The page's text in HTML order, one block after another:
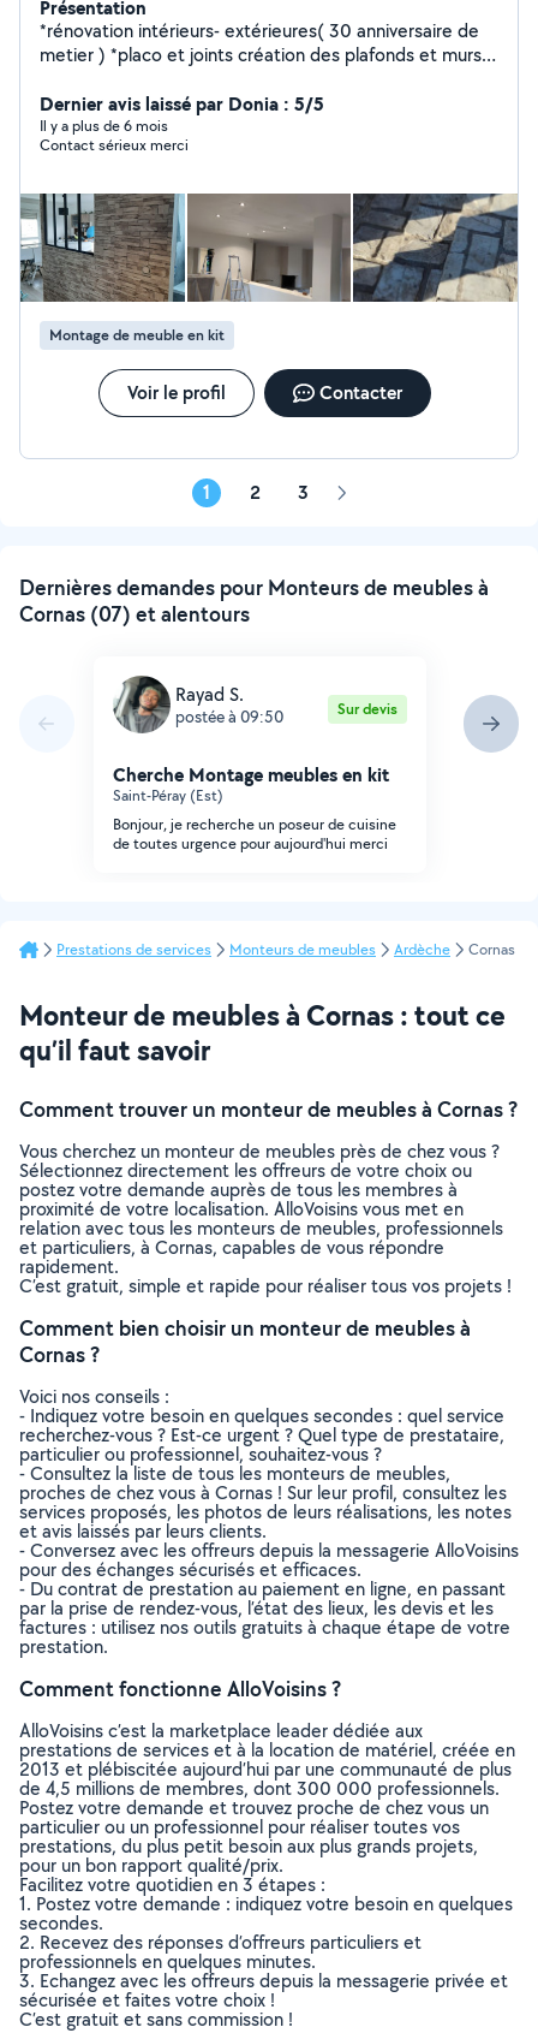
Présentation
*rénovation intérieurs- extérieures( 30 anniversaire de
metier ) *placo et joints création des plafonds et murs
sur tous supports *** technicien confirmer intervention
apres sinistre et remise en état + pose de peinture
lessivable +pose tapisserie décoratifs et panoramique
et plafond et tous enduit décoratif et béton cirée
+façade peinture enduit tous genre neuf et renovation
+Maçonnerie -carrelage -faience + demolition et
ouverture mural construction et platrerie + dépannage
électricité et plomberie + montages meubles et cuisine
_
Dernier avis laissé par Donia : 5/5
Il y a plus de 6 mois
Contact sérieux merci
Montage de meuble en kit
Voir le profil Contacter
1 2 3 Page
Dernières demandes pour Monteurs de meubles à
Cornas (07) et alentours
Rayad S.
postée à 09:50 Sur devis
Cherche Montage meubles en kit
Saint-Péray (Est)
Bonjour, je recherche un poseur de cuisine
de toutes urgence pour aujourd'hui merci
Prestations de services Monteurs de meubles Ardèche Cornas
Monteur de meubles à Cornas : tout ce
qu’il faut savoir
Comment trouver un monteur de meubles à Cornas ?
Vous cherchez un monteur de meubles près de chez vous ?
Sélectionnez directement les offreurs de votre choix ou
postez votre demande auprès de tous les membres à
proximité de votre localisation. AlloVoisins vous met en
relation avec tous les monteurs de meubles, professionnels
et particuliers, à Cornas, capables de vous répondre
rapidement.
C’est gratuit, simple et rapide pour réaliser tous vos projets !
Comment bien choisir un monteur de meubles à
Cornas ?
Voici nos conseils :
- Indiquez votre besoin en quelques secondes : quel service
recherchez-vous ? Est-ce urgent ? Quel type de prestataire,
particulier ou professionnel, souhaitez-vous ?
- Consultez la liste de tous les monteurs de meubles,
proches de chez vous à Cornas ! Sur leur profil, consultez les
services proposés, les photos de leurs réalisations, les notes
et avis laissés par leurs clients.
- Conversez avec les offreurs depuis la messagerie AlloVoisins
pour des échanges sécurisés et efficaces.
- Du contrat de prestation au paiement en ligne, en passant
par la prise de rendez-vous, l’état des lieux, les devis et les
factures : utilisez nos outils gratuits à chaque étape de votre
prestation.
Comment fonctionne AlloVoisins ?
AlloVoisins c’est la marketplace leader dédiée aux
prestations de services et à la location de matériel, créée en
2013 et plébiscitée aujourd’hui par une communauté de plus
de 4,5 millions de membres, dont 300 000 professionnels.
Postez votre demande et trouvez proche de chez vous un
particulier ou un professionnel pour réaliser toutes vos
prestations, du plus petit besoin aux plus grands projets,
pour un bon rapport qualité/prix.
Facilitez votre quotidien en 3 étapes :
1. Postez votre demande : indiquez votre besoin en quelques
secondes.
2. Recevez des réponses d’offreurs particuliers et
professionnels en quelques minutes.
3. Echangez avec les offreurs depuis la messagerie privée et
sécurisée et faites votre choix !
C’est gratuit et sans commission !